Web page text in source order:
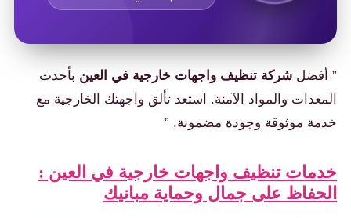
” أفضل شركة تنظيف واجهات خارجية في العين بأحدث
المعدات والمواد الآمنة. استعد تألق واجهتك الخارجية مع
خدمة موثوقة وجودة مضمونة. ”
خدمات تنظيف واجهات خارجية في العين :
الحفاظ على جمال وحماية مبانيك